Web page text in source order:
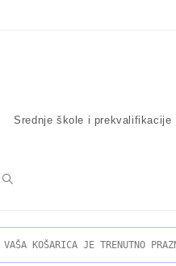
Srednje škole i prekvalifikacije
VAŠA KOŠARICA JE TRENUTNO